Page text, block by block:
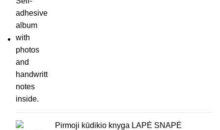
Pirmoji kūdikio knyga LAPĖ SNAPĖ